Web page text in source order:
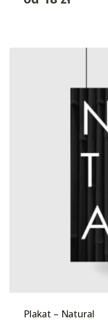
Plakat – Natural